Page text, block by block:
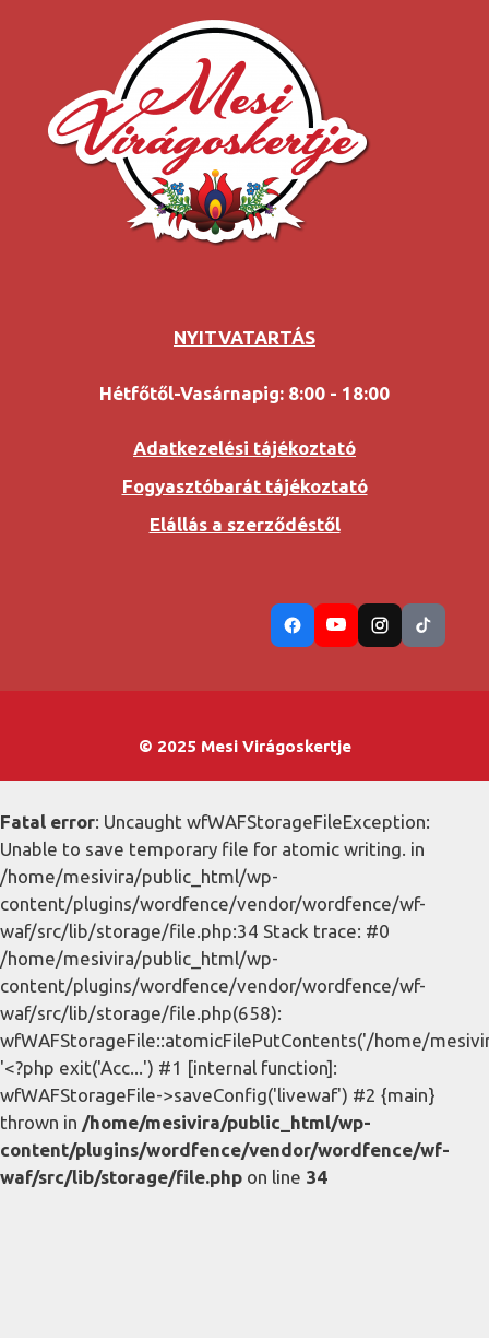
NYITVATARTÁS
Hétfőtől-Vasárnapig: 8:00 - 18:00
Adatkezelési tájékoztató
Fogyasztóbarát tájékoztató
Elállás a szerződéstől
© 2025 Mesi Virágoskertje
Fatal error: Uncaught wfWAFStorageFileException:
Unable to save temporary file for atomic writing. in
/home/mesivira/public_html/wp-
content/plugins/wordfence/vendor/wordfence/wf-
waf/src/lib/storage/file.php:34 Stack trace: #0
/home/mesivira/public_html/wp-
content/plugins/wordfence/vendor/wordfence/wf-
waf/src/lib/storage/file.php(658):
wfWAFStorageFile::atomicFilePutContents('/home/
'<?php exit('Acc...') #1 [internal function]:
wfWAFStorageFile->saveConfig('livewaf') #2 {main}
thrown in /home/mesivira/public_html/wp-
content/plugins/wordfence/vendor/wordfence/wf-
waf/src/lib/storage/file.php on line 34